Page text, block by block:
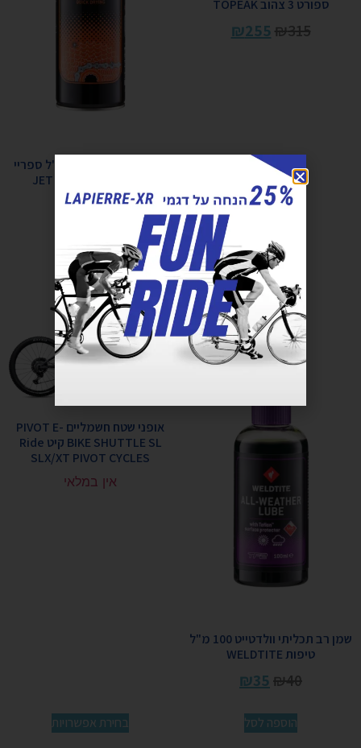
ספורט 3 צהוב TOPEAK
₪315
₪255
הוספה לסל
דגריזר וולדטייט 500 מ"ל ספריי
ג'ט בלאסט JET BLAST
WELDTITE
הוספה לסל
מבצע!
שמן רב תכליתי וולדטייט 100 מ"ל
טיפות WELDTITE
₪40
₪35
הוספה לסל
אופני שטח חשמליים PIVOT E-
BIKE SHUTTLE SL קיט Ride
SLX/XT PIVOT CYCLES
אין במלאי
בחירת אפשרויות